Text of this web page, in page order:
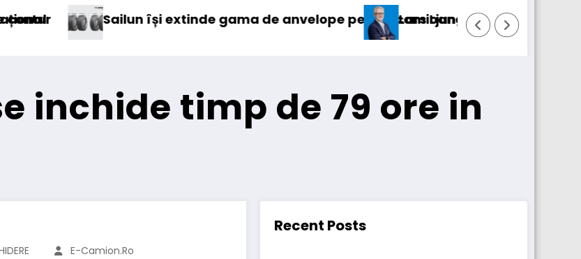
de anvelope pentru camioaneLars Ljungström a fost numit director general (CFO) pentru
IVECO Strator
inchide timp de 79 ore in
E-Camion.ro
Recent Posts